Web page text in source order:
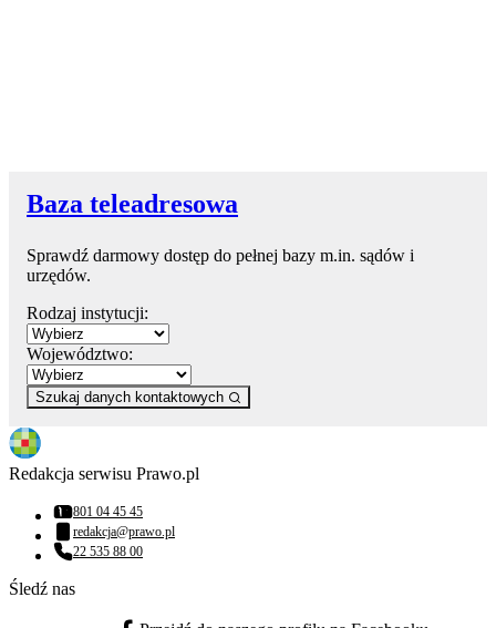
Baza teleadresowa
Sprawdź darmowy dostęp do pełnej bazy m.in. sądów i
urzędów.
Rodzaj instytucji:
Województwo:
Szukaj danych kontaktowych
Redakcja serwisu Prawo.pl
Numer telefonu:
801 04 45 45
Adres email:
redakcja@prawo.pl
Numer telefonu:
22 535 88 00
Śledź nas